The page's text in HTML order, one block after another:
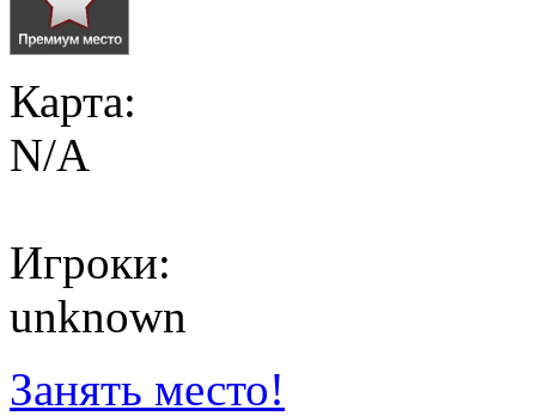
Карта:
N/A
Игроки:
unknown
Занять место!